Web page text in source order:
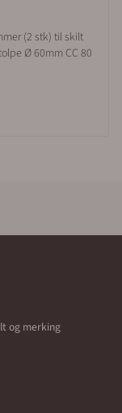
(2 stk) til skilt
Ø 60mm CC 80
og merking